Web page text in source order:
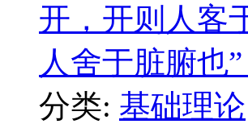
开，开则人客
人舍于脏腑也”
分类: 基础理论